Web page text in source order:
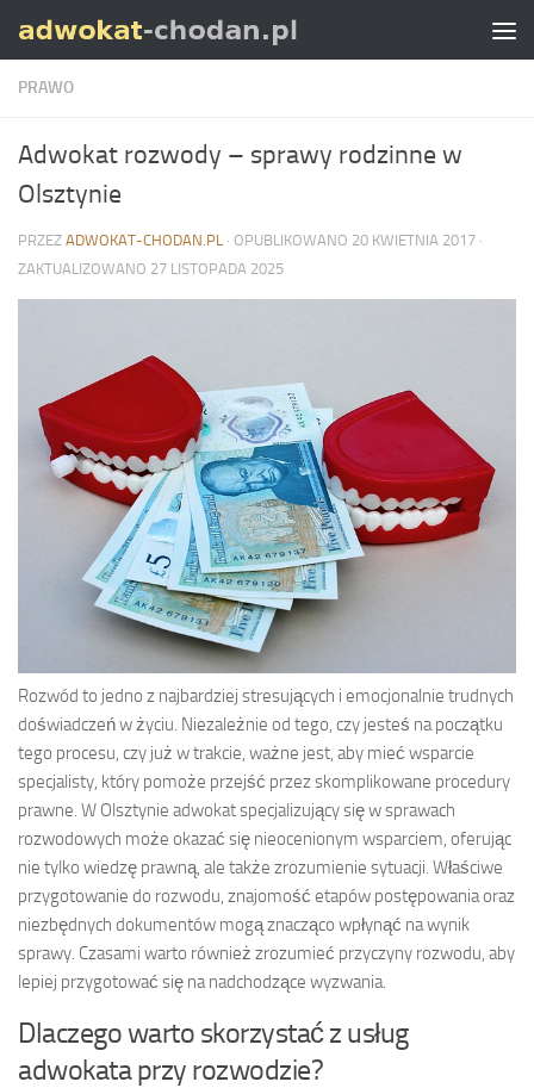
Skip to content
PRAWO
Adwokat rozwody – sprawy rodzinne w
Olsztynie
PRZEZ ADWOKAT-CHODAN.PL · OPUBLIKOWANO 20 KWIETNIA 2017 ·
ZAKTUALIZOWANO 27 LISTOPADA 2025
Rozwód to jedno z najbardziej stresujących i emocjonalnie trudnych
doświadczeń w życiu. Niezależnie od tego, czy jesteś na początku
tego procesu, czy już w trakcie, ważne jest, aby mieć wsparcie
specjalisty, który pomoże przejść przez skomplikowane procedury
prawne. W Olsztynie adwokat specjalizujący się w sprawach
rozwodowych może okazać się nieocenionym wsparciem, oferując
nie tylko wiedzę prawną, ale także zrozumienie sytuacji. Właściwe
przygotowanie do rozwodu, znajomość etapów postępowania oraz
niezbędnych dokumentów mogą znacząco wpłynąć na wynik
sprawy. Czasami warto również zrozumieć przyczyny rozwodu, aby
lepiej przygotować się na nadchodzące wyzwania.
Dlaczego warto skorzystać z usług
adwokata przy rozwodzie?